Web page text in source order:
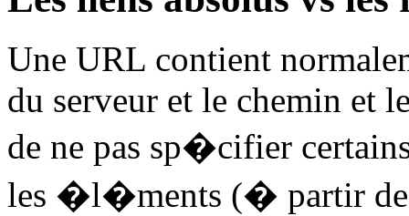
Une URL contient
du serveur et le chemin et
de ne pas sp�cifier
les �l�ments (� partir